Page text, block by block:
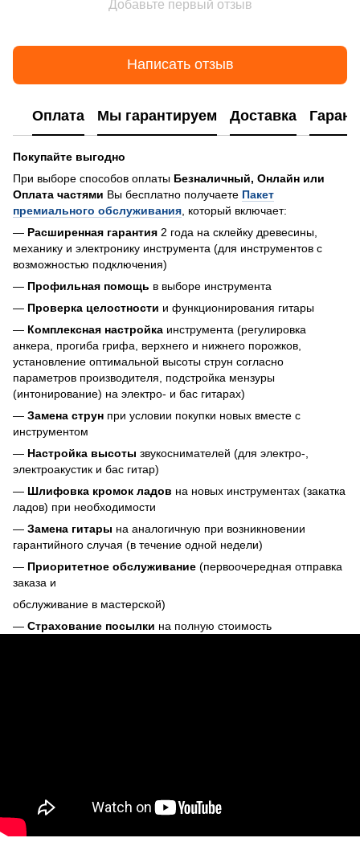
Добавьте первый отзыв
Написать отзыв
Оплата Мы гарантируем Доставка
Покупайте выгодно
При выборе способов оплаты Безналичный, Онлайн или
Оплата частями Вы бесплатно получаете Пакет
премиального обслуживания , который включает:
— Расширенная гарантия 2 года на склейку древесины,
механику и электронику инструмента (для инструментов с
возможностью подключения)
— Профильная помощь в выборе инструмента
— Проверка целостности и функционирования гитары
— Комплексная настройка инструмента (регулировка
анкера, прогиба грифа, верхнего и нижнего порожков,
установление оптимальной высоты струн согласно
параметров производителя, подстройка мензуры
(интонирование) на электро- и бас гитарах)
— Замена струн при условии покупки новых вместе с
инструментом
— Настройка высоты звукоснимателей (для электро-,
электроакустик и бас гитар)
— Шлифовка кромок ладов на новых инструментах (закатка
ладов) при необходимости
— Замена гитары на аналогичную при возникновении
гарантийного случая (в течение одной недели)
— Приоритетное обслуживание (первоочередная отправка
заказа и
обслуживание в мастерской)
— Страхование посылки на полную стоимость